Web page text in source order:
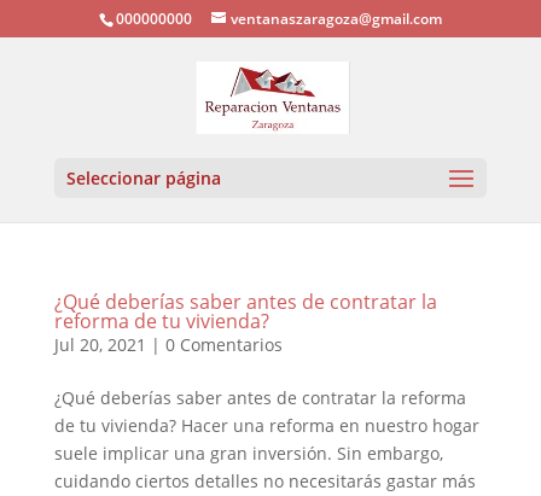
000000000 ventanaszaragoza@gmail.com
Seleccionar página
¿Qué deberías saber antes de contratar la
reforma de tu vivienda?
Jul 20, 2021 | 0 Comentarios
¿Qué deberías saber antes de contratar la reforma
de tu vivienda? Hacer una reforma en nuestro hogar
suele implicar una gran inversión. Sin embargo,
cuidando ciertos detalles no necesitarás gastar más